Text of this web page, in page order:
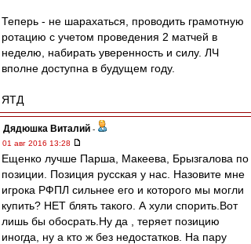
Теперь - не шарахаться, проводить грамотную
ротацию с учетом проведения 2 матчей в
неделю, набирать уверенность и силу. ЛЧ
вполне доступна в будущем году.
ЯТД
Дядюшка Виталий -
01 авг 2016 13:28
Ещенко лучше Парша, Макеева, Брызгалова по
позиции. Позиция русская у нас. Назовите мне
игрока РФПЛ сильнее его и которого мы могли
купить? НЕТ блять такого. А хули спорить.Вот
лишь бы обосрать.Ну да , теряет позицию
иногда, ну а кто ж без недостатков. На пару